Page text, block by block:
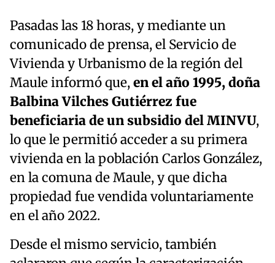
Pasadas las 18 horas, y mediante un
comunicado de prensa, el Servicio de
Vivienda y Urbanismo de la región del
Maule informó que,en el año 1995, doña
Balbina Vilches Gutiérrez fue
beneficiaria de un subsidio del MINVU,
lo que le permitió acceder a su primera
vivienda en la población Carlos González,
en la comuna de Maule, y que dicha
propiedad fue vendida voluntariamente
en el año 2022.
Desde el mismo servicio, también